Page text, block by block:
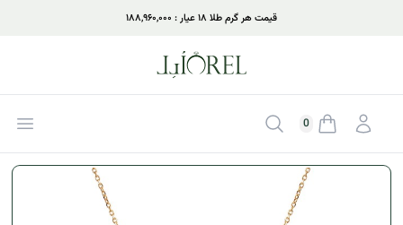
قیمت هر گرم طلا ۱۸ عیار : ۱۸۸,۹۶۰,۰۰۰
جستجو 0 موجودی سبد خرید ورود